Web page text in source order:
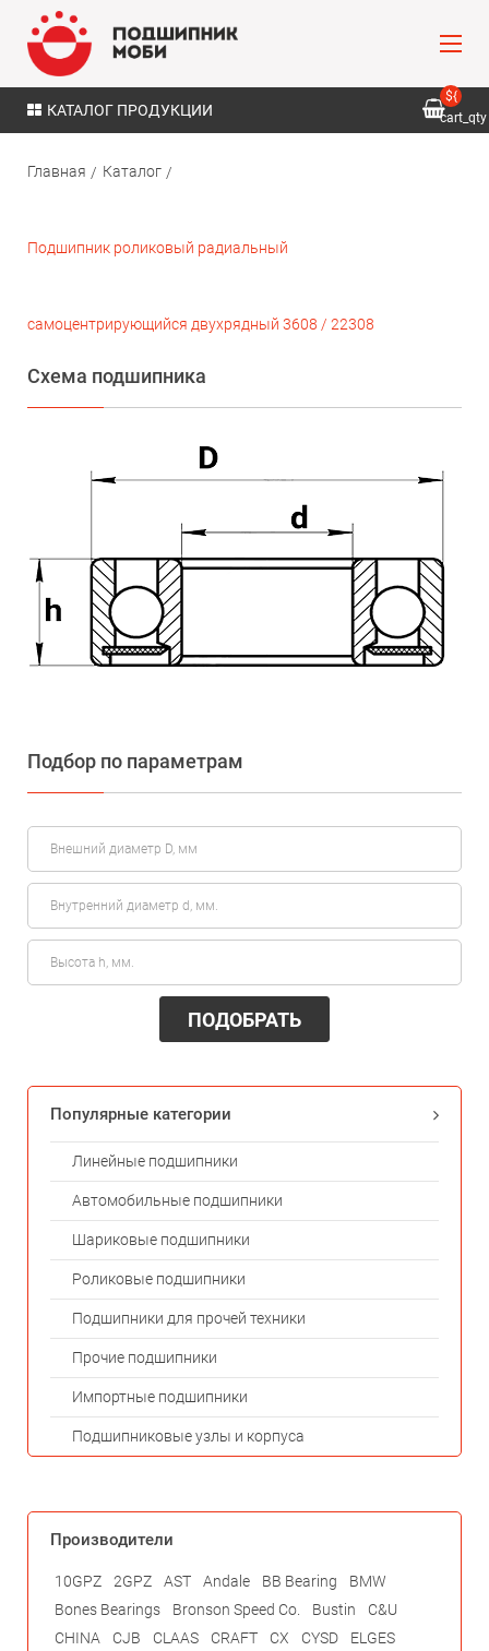
КАТАЛОГ ПРОДУКЦИИ
${
cart_qty
Главная Каталог
Подшипник роликовый радиальный
самоцентрирующийся двухрядный 3608 / 22308
Схема подшипника
Подбор по параметрам
ПОДОБРАТЬ
Популярные категории
Линейные подшипники
Автомобильные подшипники
Шариковые подшипники
Роликовые подшипники
Подшипники для прочей техники
Прочие подшипники
Импортные подшипники
Подшипниковые узлы и корпуса
Производители
10GPZ 2GPZ AST Andale BB Bearing
BMW
Bones Bearings
Bronson Speed Co. Bustin
C&U
CHINA
CJB CLAAS CRAFT CX CYSD
ELGES